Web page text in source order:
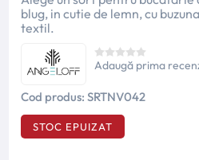
blug, in cutie de lemn, cu
textil.
Adaugă prima
Cod produs: SRTNV042
STOC EPUIZAT